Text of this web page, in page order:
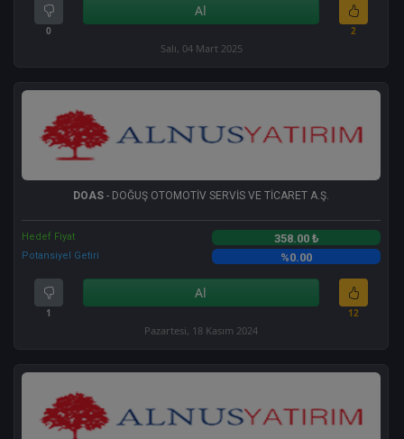
0
Al
2
Salı, 04 Mart 2025
DOAS - DOĞUŞ OTOMOTİV SERVİS VE TİCARET A.Ş.
Hedef Fiyat 358.00 ₺
Potansiyel Getiri %0.00
1
Al
12
Pazartesi, 18 Kasım 2024